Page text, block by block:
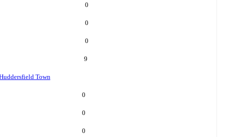
0
0
0
9
Town
0
0
0